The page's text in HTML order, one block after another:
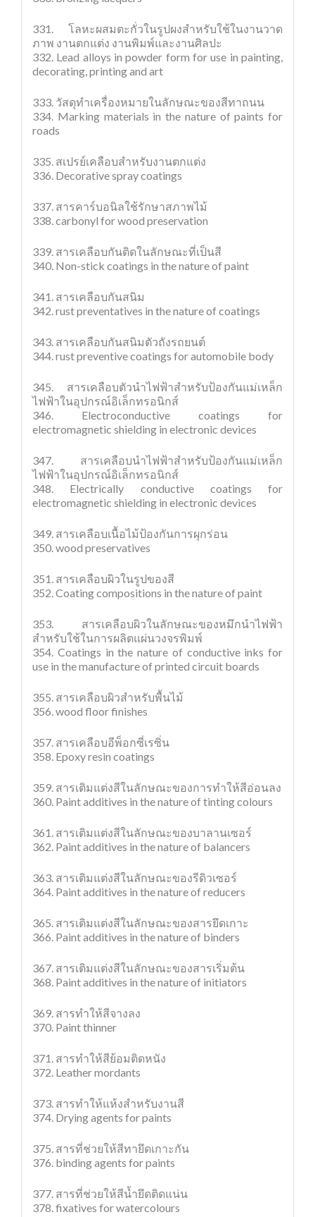
331. โลหะผสมตะกั่วในรูปผงสำหรับใช้ในงานวาด
ภาพ งานตกแต่ง งานพิมพ์และงานศิลปะ
332. Lead alloys in powder form for use in painting,
decorating, printing and art
333. วัสดุทำเครื่องหมายในลักษณะของสีทาถนน
334. Marking materials in the nature of paints for
roads
335. สเปรย์เคลือบสำหรับงานตกแต่ง
336. Decorative spray coatings
337. สารคาร์บอนิลใช้รักษาสภาพไม้
338. carbonyl for wood preservation
339. สารเคลือบกันติดในลักษณะที่เป็นสี
340. Non-stick coatings in the nature of paint
341. สารเคลือบกันสนิม
342. rust preventatives in the nature of coatings
343. สารเคลือบกันสนิมตัวถังรถยนต์
344. rust preventive coatings for automobile body
345. สารเคลือบตัวนำไฟฟ้าสำหรับป้องกันแม่เหล็ก
ไฟฟ้าในอุปกรณ์อิเล็กทรอนิกส์
346. Electroconductive coatings for
electromagnetic shielding in electronic devices
347. สารเคลือบนำไฟฟ้าสำหรับป้องกันแม่เหล็ก
ไฟฟ้าในอุปกรณ์อิเล็กทรอนิกส์
348. Electrically conductive coatings for
electromagnetic shielding in electronic devices
349. สารเคลือบเนื้อไม้ป้องกันการผุกร่อน
350. wood preservatives
351. สารเคลือบผิวในรูปของสี
352. Coating compositions in the nature of paint
353. สารเคลือบผิวในลักษณะของหมึกนำไฟฟ้า
สำหรับใช้ในการผลิตแผ่นวงจรพิมพ์
354. Coatings in the nature of conductive inks for
use in the manufacture of printed circuit boards
355. สารเคลือบผิวสำหรับพื้นไม้
356. wood floor finishes
357. สารเคลือบอีพ็อกซี่เรซิ่น
358. Epoxy resin coatings
359. สารเติมแต่งสีในลักษณะของการทำให้สีอ่อนลง
360. Paint additives in the nature of tinting colours
361. สารเติมแต่งสีในลักษณะของบาลานเซอร์
362. Paint additives in the nature of balancers
363. สารเติมแต่งสีในลักษณะของรีดิวเซอร์
364. Paint additives in the nature of reducers
365. สารเติมแต่งสีในลักษณะของสารยึดเกาะ
366. Paint additives in the nature of binders
367. สารเติมแต่งสีในลักษณะของสารเริ่มต้น
368. Paint additives in the nature of initiators
369. สารทำให้สีจางลง
370. Paint thinner
371. สารทำให้สีย้อมติดหนัง
372. Leather mordants
373. สารทำให้แห้งสำหรับงานสี
374. Drying agents for paints
375. สารที่ช่วยให้สีทายึดเกาะกัน
376. binding agents for paints
377. สารที่ช่วยให้สีน้ำยึดติดแน่น
378. fixatives for watercolours